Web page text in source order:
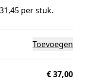
per stuk.
Toevoegen
€ 37,00